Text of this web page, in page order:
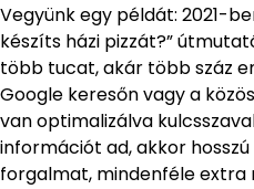
Vegyünk egy példát: 2021-
készíts házi pizzát?”
több tucat, akár több száz
Google keresőn vagy a
van optimalizálva
információt ad, akkor
forgalmat, mindenféle extra